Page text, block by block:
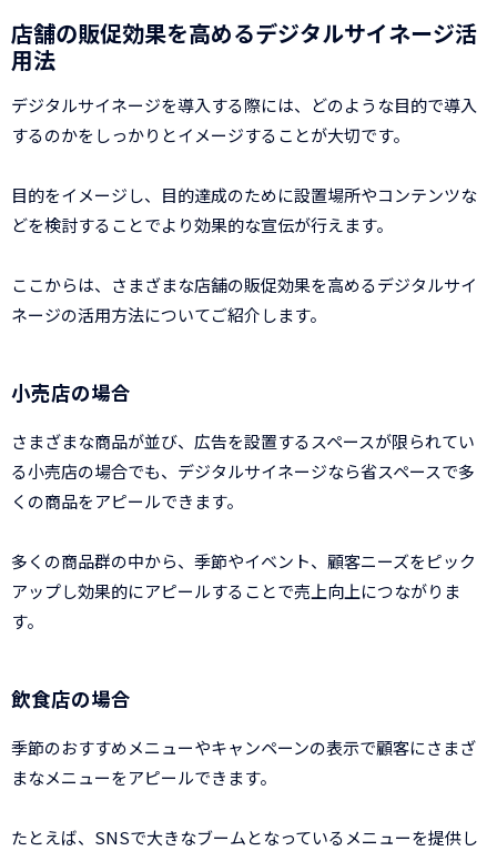
店舗の販促効果を高めるデジタルサイネージ活
用法
デジタルサイネージを導入する際には、どのような目的で導入
するのかをしっかりとイメージすることが大切です。
目的をイメージし、目的達成のために設置場所やコンテンツな
どを検討することでより効果的な宣伝が行えます。
ここからは、さまざまな店舗の販促効果を高めるデジタルサイ
ネージの活用方法についてご紹介します。
小売店の場合
さまざまな商品が並び、広告を設置するスペースが限られてい
る小売店の場合でも、デジタルサイネージなら省スペースで多
くの商品をアピールできます。
多くの商品群の中から、季節やイベント、顧客ニーズをピック
アップし効果的にアピールすることで売上向上につながりま
す。
飲食店の場合
季節のおすすめメニューやキャンペーンの表示で顧客にさまざ
まなメニューをアピールできます。
たとえば、SNSで大きなブームとなっているメニューを提供し